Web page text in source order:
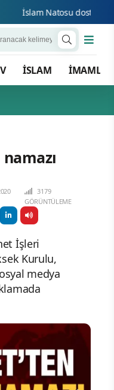
İslam Natosu dosta
İSLAM İMAMLAR
3179
GÖRÜNTÜLEME
İşleri
Kurulu,
medya